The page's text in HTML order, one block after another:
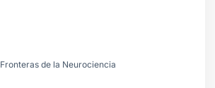
Fronteras de la Neurociencia